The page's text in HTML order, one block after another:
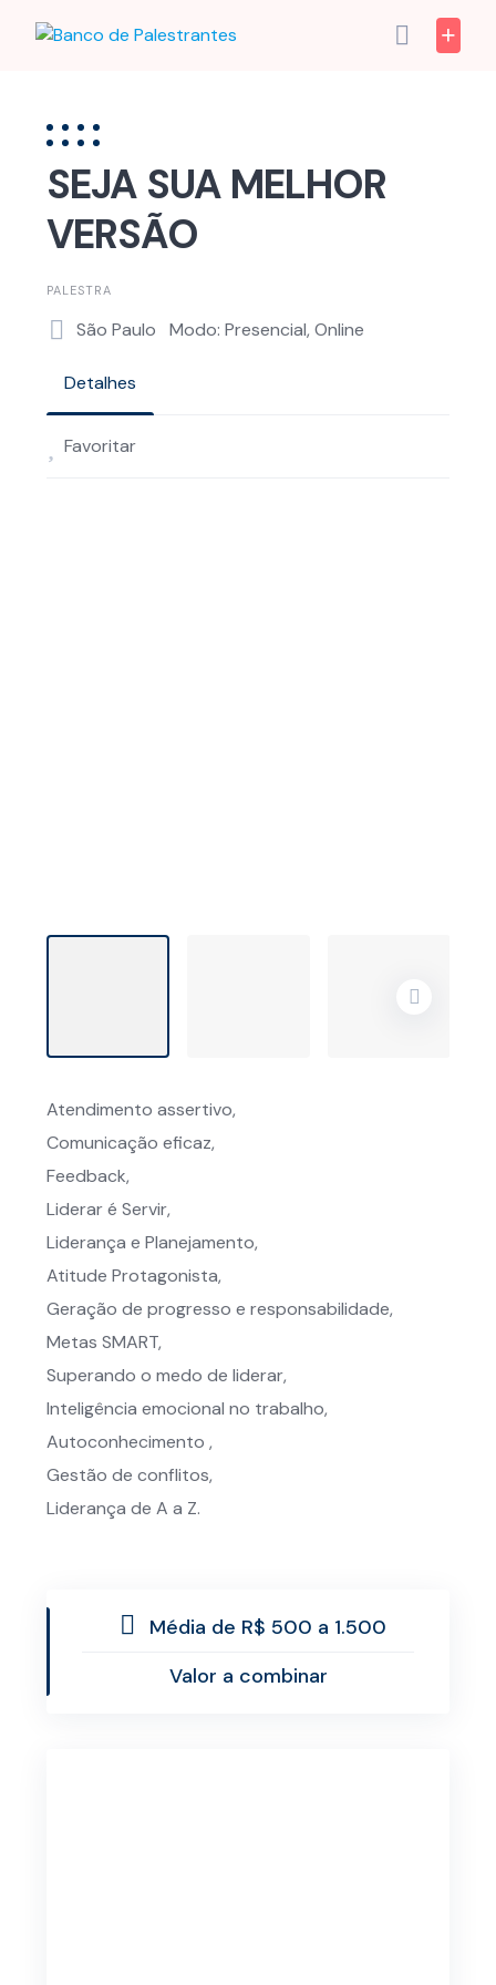
SEJA SUA MELHOR
VERSÃO
PALESTRA
São Paulo Modo: Presencial, Online
Detalhes
Favoritar
Atendimento assertivo,
Comunicação eficaz,
Feedback,
Liderar é Servir,
Liderança e Planejamento,
Atitude Protagonista,
Geração de progresso e responsabilidade,
Metas SMART,
Superando o medo de liderar,
Inteligência emocional no trabalho,
Autoconhecimento ,
Gestão de conflitos,
Liderança de A a Z.
Média de R$ 500 a 1.500
Valor a combinar